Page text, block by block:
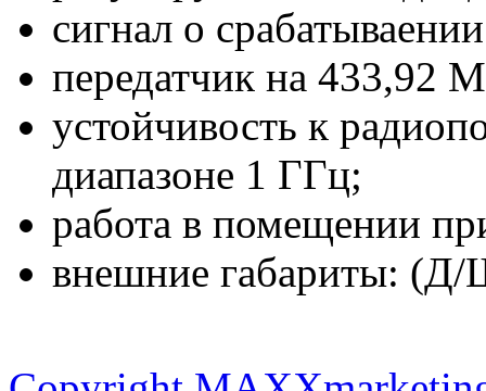
сигнал о
передатчик на 433,92
устойчивость к
диапазоне 1 ГГц;
работа в помещении
внешние габариты: